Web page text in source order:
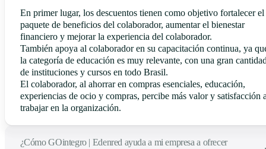
En primer lugar, los descuentos tienen como objetivo fortalecer el
paquete de beneficios del colaborador, aumentar el bienestar
financiero y mejorar la experiencia del colaborador.
También apoya al colaborador en su capacitación continua, ya
la categoría de educación es muy relevante, con una gran
de instituciones y cursos en todo Brasil.
El colaborador, al ahorrar en compras esenciales, educación,
experiencias de ocio y compras, percibe más valor y satisfacción
trabajar en la organización.
¿Cómo GOintegro | Edenred ayuda a mi empresa a ofrecer